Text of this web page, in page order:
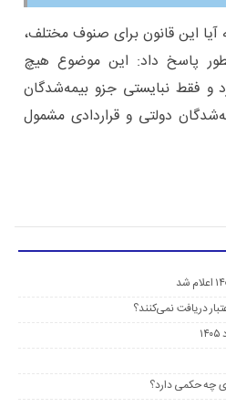
این قانون برای صنوف مختلف،‌
پاسخ داد: این موضوع هیچ
و فقط نبایستی جزو بیمه‌شدگان
دولتی و قراردادی مشمول
چه حکمی دارد؟